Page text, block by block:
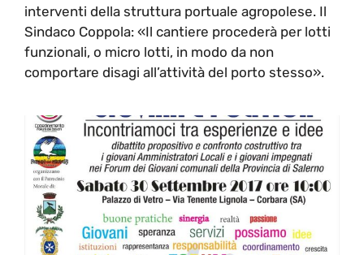
interventi della struttura portuale agropolese. Il
Sindaco Coppola: «Il cantiere procederà per lotti
funzionali, o micro lotti, in modo da non
comportare disagi all’attività del porto stesso».